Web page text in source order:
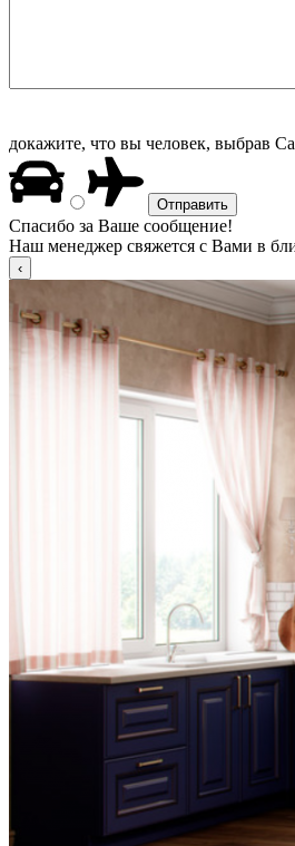
докажите, что вы человек, выбрав
Спасибо за Ваше сообщение!
Наш менеджер свяжется с Вами в